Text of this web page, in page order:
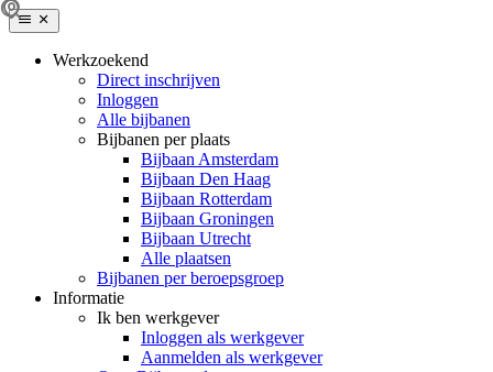
Werkzoekend
Direct inschrijven
Inloggen
Alle bijbanen
Bijbanen per plaats
Bijbaan Amsterdam
Bijbaan Den Haag
Bijbaan Rotterdam
Bijbaan Groningen
Bijbaan Utrecht
Alle plaatsen
Bijbanen per beroepsgroep
Informatie
Ik ben werkgever
Inloggen als werkgever
Aanmelden als werkgever